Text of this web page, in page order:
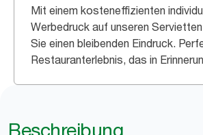
Mit einem kosteneffizienten
Werbedruck auf unseren
Sie einen bleibenden Eindruck.
Restauranterlebnis, das in
Beschreibung